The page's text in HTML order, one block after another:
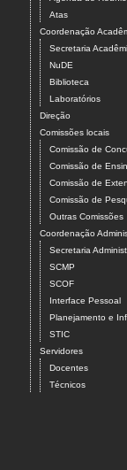
Atas
Coordenação
Secretaria
NuDE
Biblioteca
Laboratórios
Direção
Comissões locais
Comissão de
Comissão de
Comissão de
Comissão de
Outras Comissões
Coordenação
Secretaria
SCMP
SCOF
Interface Pessoal
Planejamento e
STIC
Servidores
Docentes
Técnicos